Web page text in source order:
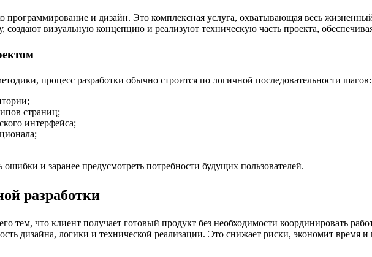
программирование и дизайн. Это комплексная услуга, охватывающая весь
создают визуальную концепцию и реализуют техническую часть проекта,
процесс разработки обычно строится по логичной последовательности шагов:
страниц;
интерфейса;
и заранее предусмотреть потребности будущих пользователей.
разработки
тем, что клиент получает готовый продукт без необходимости координировать
дизайна, логики и технической реализации. Это снижает риски, экономит время